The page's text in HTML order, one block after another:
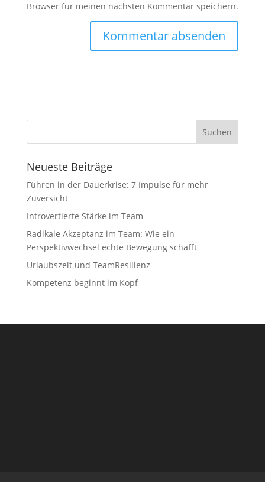
Browser für meinen nächsten Kommentar speichern.
Neueste Beiträge
Führen in der Dauerkrise: 7 Impulse für mehr
Zuversicht
Introvertierte Stärke im Team
Radikale Akzeptanz im Team: Wie ein
Perspektivwechsel echte Bewegung schafft
Urlaubszeit und TeamResilienz
Kompetenz beginnt im Kopf